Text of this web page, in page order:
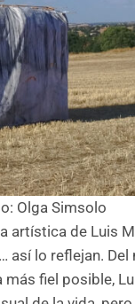
Olga Simsolo
artística de Luis
… así lo reflejan.
fiel posible,